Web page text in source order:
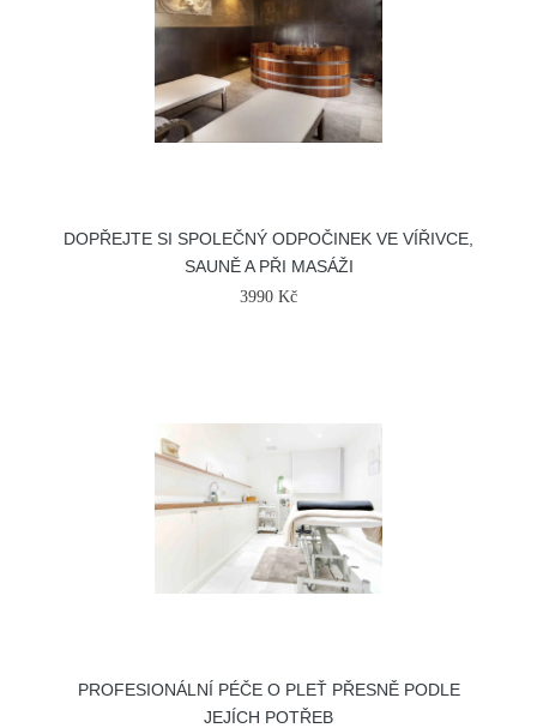
DOPŘEJTE SI SPOLEČNÝ ODPOČINEK VE VÍŘIVCE,
SAUNĚ A PŘI MASÁŽI
3990 Kč
PROFESIONÁLNÍ PÉČE O PLEŤ PŘESNĚ PODLE
JEJÍCH POTŘEB